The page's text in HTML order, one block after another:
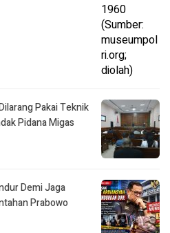
Pakai Teknik
Pidana Migas
Demi Jaga
Prabowo